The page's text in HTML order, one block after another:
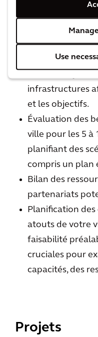
Use
Principales
infrastructures
et les objectifs.
Évaluation des
ville pour les 5 à
planifiant des
compris un plan
Bilan des
partenariats
Planification
atouts de votre
faisabilité
cruciales pour
capacités, des
Projets